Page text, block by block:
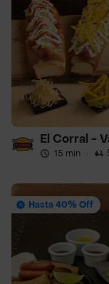
El Corral -
15 min ·
Hasta 40% Off